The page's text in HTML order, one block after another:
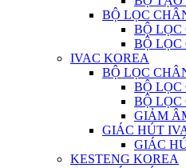
BỘ LỌC
BỘ LỌC
BỘ LỌC
IVAC KOREA
BỘ LỌC
BỘ LỌC
BỘ
GIẢM
GIÁC HÚT
GIÁC
KESTENG KOREA